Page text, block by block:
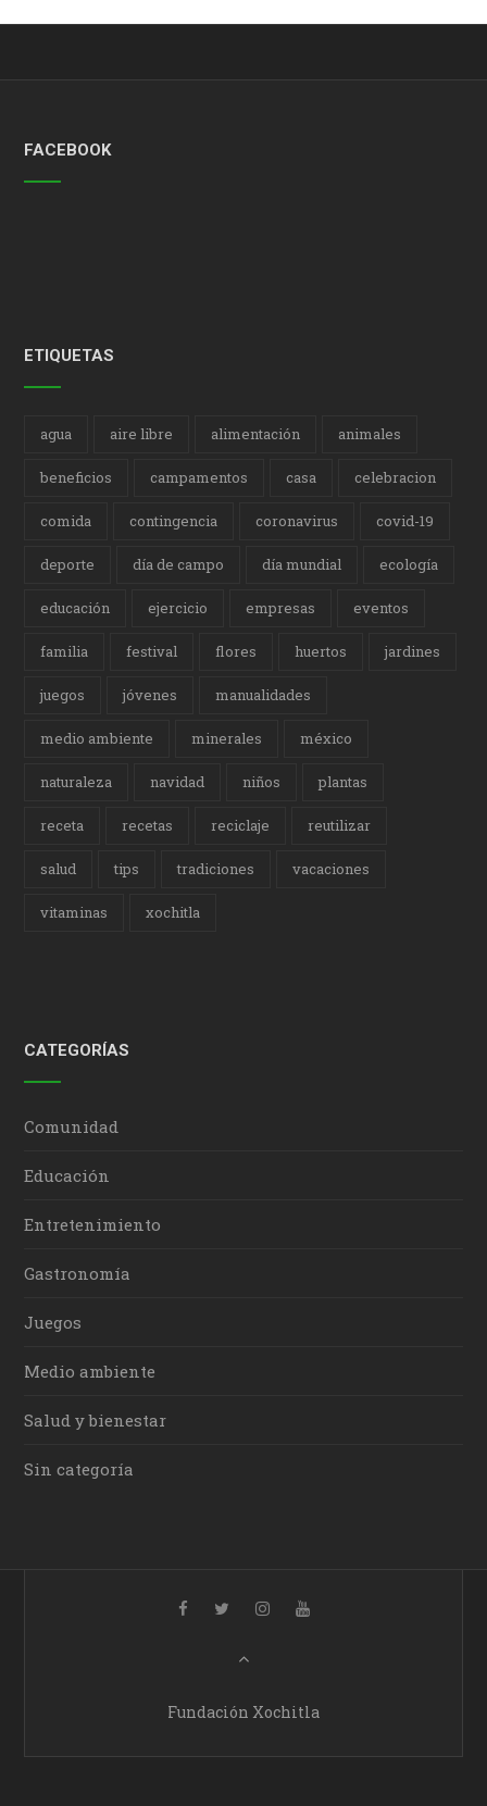
FACEBOOK
ETIQUETAS
agua aire libre alimentación animales
beneficios campamentos casa celebracion
comida contingencia coronavirus covid-19
deporte día de campo día mundial ecología
educación ejercicio empresas eventos
familia festival flores huertos jardines
juegos jóvenes manualidades
medio ambiente minerales méxico
naturaleza navidad niños plantas
receta recetas reciclaje reutilizar
salud tips tradiciones vacaciones
vitaminas xochitla
CATEGORÍAS
Comunidad
Educación
Entretenimiento
Gastronomía
Juegos
Medio ambiente
Salud y bienestar
Sin categoría
Fundación Xochitla